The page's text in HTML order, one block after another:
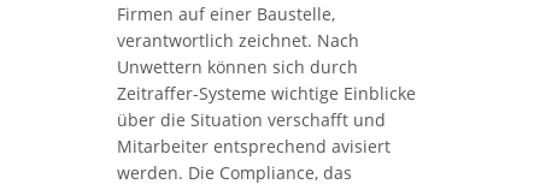
Firmen auf einer Baustelle,
verantwortlich zeichnet. Nach
Unwettern können sich durch
Zeitraffer-Systeme wichtige Einblicke
über die Situation verschafft und
Mitarbeiter entsprechend avisiert
werden. Die Compliance, das